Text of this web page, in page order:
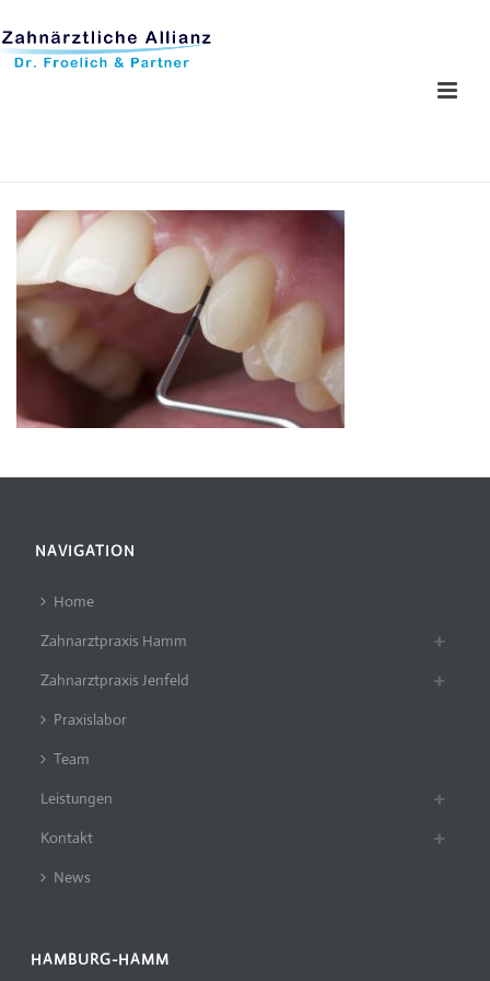
NAVIGATION
Home
Zahnarztpraxis Hamm
Zahnarztpraxis Jenfeld
Praxislabor
Team
Leistungen
Kontakt
News
HAMBURG-HAMM